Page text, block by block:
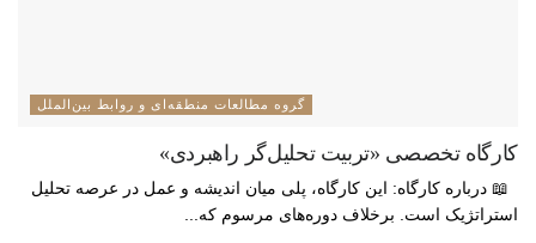
گروه مطالعات منطقه‌ای و روابط بین‌الملل
کارگاه تخصصی «تربیت تحلیل‌گر راهبردی»
📖 درباره کارگاه: این کارگاه، پلی میان اندیشه و عمل در عرصه تحلیل
استراتژیک است. برخلاف دوره‌های مرسوم که...